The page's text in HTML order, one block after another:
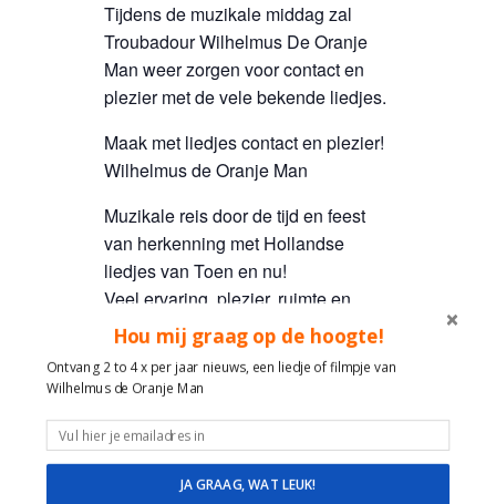
Tijdens de muzikale middag zal
Troubadour Wilhelmus De Oranje
Man weer zorgen voor contact en
plezier met de vele bekende liedjes.
Maak met liedjes contact en plezier!
Wilhelmus de Oranje Man
Muzikale reis door de tijd en feest
van herkenning met Hollandse
liedjes van Toen en nu!
Veel ervaring, plezier, ruimte en
geduld in de omgang met mensen
met dementie, alzheimer,
verstandelijk beperking, lichamelijke
Hou mij graag op de hoogte!
Ontvang 2 to 4 x per jaar nieuws, een liedje of filmpje van
Wilhelmus de Oranje Man
JA GRAAG, WAT LEUK!